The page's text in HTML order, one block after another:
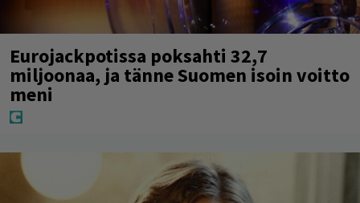
Eurojackpotissa poksahti 32,7
miljoonaa, ja tänne Suomen isoin voitto
meni